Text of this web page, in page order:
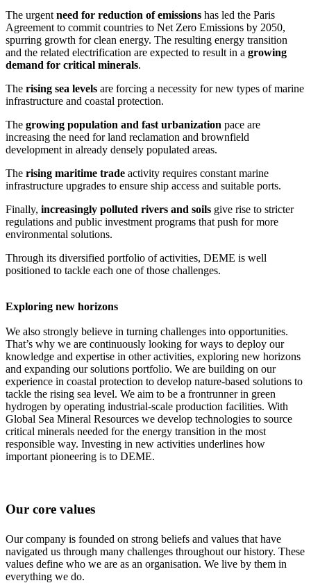
The urgent need for reduction of emissions has led the Paris
Agreement to commit countries to Net Zero Emissions by 2050,
spurring growth for clean energy. The resulting energy transition
and the related electrification are expected to result in a growing
demand for critical minerals.
The rising sea levels are forcing a necessity for new types of marine
infrastructure and coastal protection.
The growing population and fast urbanization pace are
increasing the need for land reclamation and brownfield
development in already densely populated areas.
The rising maritime trade activity requires constant marine
infrastructure upgrades to ensure ship access and suitable ports.
Finally, increasingly polluted rivers and soils give rise to stricter
regulations and public investment programs that push for more
environmental solutions.
Through its diversified portfolio of activities, DEME is well
positioned to tackle each one of those challenges.
Exploring new horizons
We also strongly believe in turning challenges into opportunities.
That’s why we are continuously looking for ways to deploy our
knowledge and expertise in other activities, exploring new horizons
and expanding our solutions portfolio. We are building on our
experience in coastal protection to develop nature-based solutions to
tackle the rising sea level. We aim to be a frontrunner in green
hydrogen by operating industrial-scale production facilities. With
Global Sea Mineral Resources we develop technologies to source
critical minerals needed for the energy transition in the most
responsible way. Investing in new activities underlines how
important pioneering is to DEME.
Our core values
Our company is founded on strong beliefs and values that have
navigated us through many challenges throughout our history. These
values define who we are as an organisation. We live by them in
everything we do.